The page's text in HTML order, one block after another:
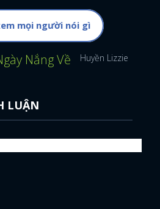
mọi người nói gì
Nắng Về Huyền Lizzie
LUẬN